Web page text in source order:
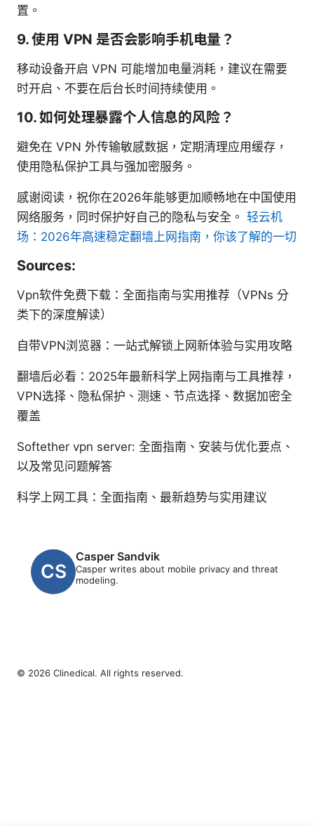
置。
9. 使用 VPN 是否会影响手机电量？
移动设备开启 VPN 可能增加电量消耗，建议在需要
时开启、不要在后台长时间持续使用。
10. 如何处理暴露个人信息的风险？
避免在 VPN 外传输敏感数据，定期清理应用缓存，
使用隐私保护工具与强加密服务。
感谢阅读，祝你在2026年能够更加顺畅地在中国使用
网络服务，同时保护好自己的隐私与安全。 轻云机
场：2026年高速稳定翻墙上网指南，你该了解的一切
Sources:
Vpn软件免费下载：全面指南与实用推荐（VPNs 分
类下的深度解读）
自带VPN浏览器：一站式解锁上网新体验与实用攻略
翻墙后必看：2025年最新科学上网指南与工具推荐，
VPN选择、隐私保护、测速、节点选择、数据加密全
覆盖
Softether vpn server: 全面指南、安装与优化要点、
以及常见问题解答
科学上网工具：全面指南、最新趋势与实用建议
Casper Sandvik
Casper writes about mobile privacy and threat
modeling.
© 2026 Clinedical. All rights reserved.